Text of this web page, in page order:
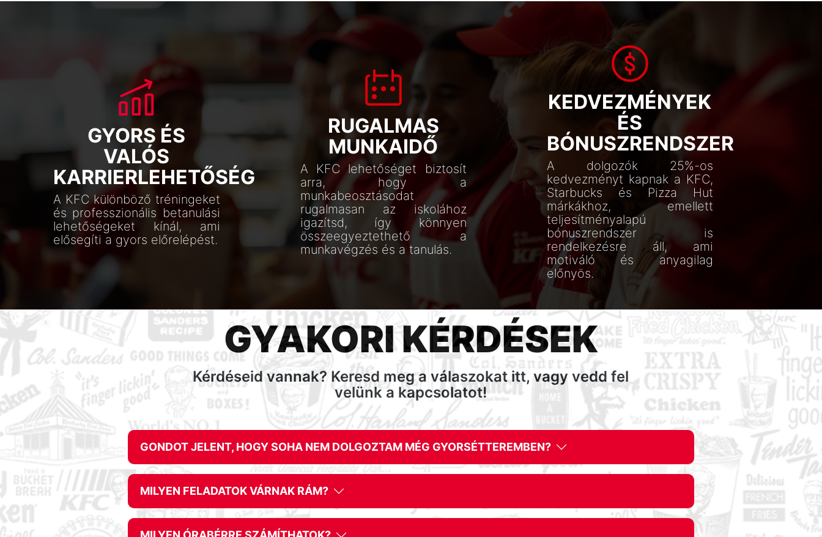
GYORS ÉS
VALÓS
KARRIERLEHETŐSÉG
A KFC különböző tréningeket
és professzionális betanulási
lehetőségeket kínál, ami
elősegíti a gyors előrelépést.
RUGALMAS
MUNKAIDŐ
A KFC lehetőséget biztosít
arra, hogy a
munkabeosztásodat
rugalmasan az iskolához
igazítsd, így könnyen
összeegyeztethető a
munkavégzés és a tanulás.
KEDVEZMÉNYEK
ÉS
BÓNUSZRENDSZER
A dolgozók 25%-os
kedvezményt kapnak a KFC,
Starbucks és Pizza Hut
márkákhoz, emellett
teljesítményalapú
bónuszrendszer is
rendelkezésre áll, ami
motiváló és anyagilag
előnyös.
GYAKORI KÉRDÉSEK
Kérdéseid vannak? Keresd meg a válaszokat itt, vagy vedd fel
velünk a kapcsolatot!
GONDOT JELENT, HOGY SOHA NEM DOLGOZTAM MÉG GYORSÉTTEREMBEN?
MILYEN FELADATOK VÁRNAK RÁM?